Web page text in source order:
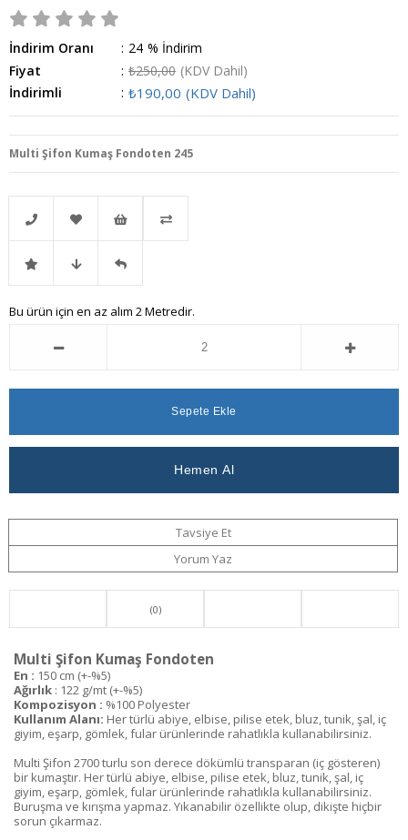
İndirim Oranı : %
24
İndirim
Fiyat
: ₺250,00 (KDV Dahil)
İndirimli
: ₺190,00 (KDV Dahil)
Multi Şifon Kumaş Fondoten 245
Telefonla
Sipariş
Favorilere
Ekle
İstek
Listeme
İndirimli Fiyat
Ver
Gelince
Bu ürün için en az alım 2 Metredir.
Tavsiye Et
Yorum Yaz
(0)
Multi Şifon Kumaş Fondoten
En : 150 cm (+-%5)
Ağırlık : 122 g/mt (+-%5)
Kompozisyon : %100 Polyester
Kullanım Alanı: Her türlü abiye, elbise, pilise etek, bluz, tunik, şal, iç
giyim, eşarp, gömlek, fular ürünlerinde rahatlıkla kullanabilirsiniz.
Multi Şifon 2700 turlu son derece dökümlü transparan (iç gösteren)
bir kumaştır. Her türlü abiye, elbise, pilise etek, bluz, tunik, şal, iç
giyim, eşarp, gömlek, fular ürünlerinde rahatlıkla kullanabilirsiniz.
Buruşma ve kırışma yapmaz. Yıkanabilir özellikte olup, dikişte hiçbir
sorun çıkarmaz.